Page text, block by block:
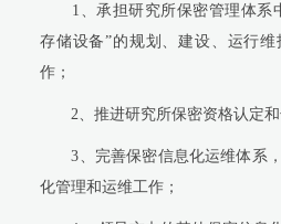
1、承担研究所保密管理体系
存储设备”的规划、建设、运行
作；
2、推进研究所保密资格认定和
3、完善保密信息化运维体系，
化管理和运维工作；